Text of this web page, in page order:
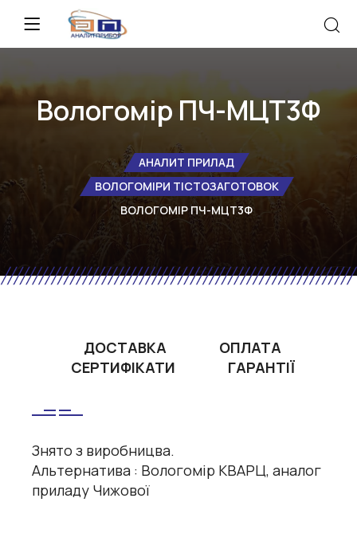
Вологомір ПЧ-МЦТ3Ф
АНАЛИТ ПРИЛАД
ВОЛОГОМІРИ ТІСТОЗАГОТОВОК
ВОЛОГОМІР ПЧ-МЦТ3Ф
ДОСТАВКА
ОПЛАТА
СЕРТИФІКАТИ
ГАРАНТІЇ
Знято з виробницва.
Альтернатива : Вологомір КВАРЦ, аналог
приладу Чижової